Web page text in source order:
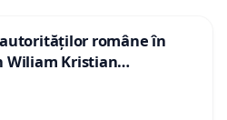
române în
Wiliam Kristian
în Danemarca de